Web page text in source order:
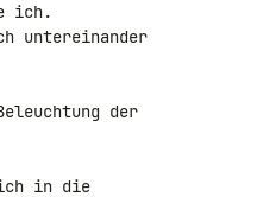
ich.
untereinander
der
in die